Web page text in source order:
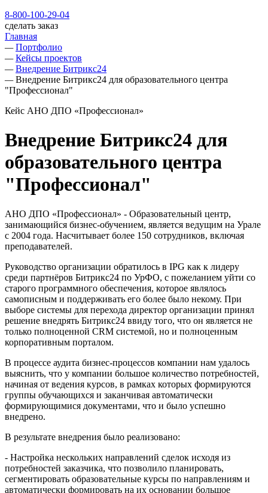
8-800-100-29-04
сделать заказ
Главная
— Портфолио
— Кейсы проектов
— Внедрение Битрикс24
— Внедрение Битрикс24 для образовательного центра
"Профессионал"
Кейс АНО ДПО «Профессионал»
Внедрение Битрикс24 для
образовательного центра
"Профессионал"
АНО ДПО «Профессионал» - Образовательный центр,
занимающийся бизнес-обучением, является ведущим на Урале
с 2004 года. Насчитывает более 150 сотрудников, включая
преподавателей.
Руководство организации обратилось в IPG как к лидеру
среди партнёров Битрикс24 по УрФО, с пожеланием уйти со
старого программного обеспечения, которое являлось
самописным и поддерживать его более было некому. При
выборе системы для перехода директор организации принял
решение внедрять Битрикс24 ввиду того, что он является не
только полноценной CRM системой, но и полноценным
корпоративным порталом.
В процессе аудита бизнес-процессов компании нам удалось
выяснить, что у компании большое количество потребностей,
начиная от ведения курсов, в рамках которых формируются
группы обучающихся и заканчивая автоматически
формирующимися документами, что и было успешно
внедрено.
В результате внедрения было реализовано:
- Настройка нескольких направлений сделок исходя из
потребностей заказчика, что позволило планировать,
сегментировать образовательные курсы по направлениям и
автоматически формировать на их основании большое